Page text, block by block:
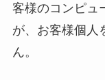
客様のコンピュ
が、お客様個人
ん。